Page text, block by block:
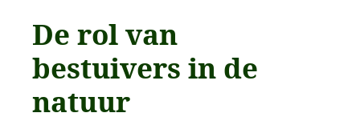
De rol van
bestuivers in de
natuur